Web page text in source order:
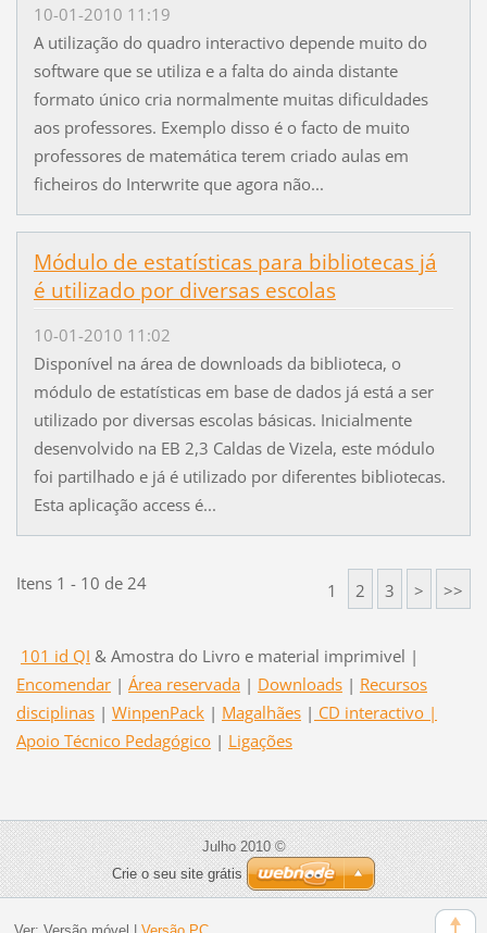
10-01-2010 11:19
A utilização do quadro interactivo depende muito do
software que se utiliza e a falta do ainda distante
formato único cria normalmente muitas dificuldades
aos professores. Exemplo disso é o facto de muito
professores de matemática terem criado aulas em
ficheiros do Interwrite que agora não...
Módulo de estatísticas para bibliotecas já
é utilizado por diversas escolas
10-01-2010 11:02
Disponível na área de downloads da biblioteca, o
módulo de estatísticas em base de dados já está a ser
utilizado por diversas escolas básicas. Inicialmente
desenvolvido na EB 2,3 Caldas de Vizela, este módulo
foi partilhado e já é utilizado por diferentes bibliotecas.
Esta aplicação access é...
Itens 1 - 10 de 24 1 2 3 > >>
101 id QI & Amostra do Livro e material imprimivel |
Encomendar| Área reservada| Downloads| Recursos
disciplinas| WinpenPack| Magalhães| CD interactivo |
Apoio Técnico Pedagógico| Ligações
Julho 2010 ©
Crie o seu site grátis